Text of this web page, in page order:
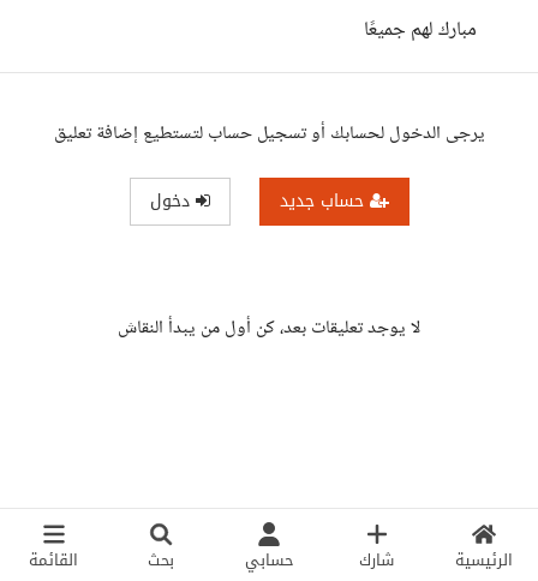
الرئيسية شارك حسابي بحث القائمة
مبارك لهم جميعًا
يرجى الدخول لحسابك أو تسجيل حساب لتستطيع إضافة تعليق
حساب جديد دخول
لا يوجد تعليقات بعد، كن أول من يبدأ النقاش